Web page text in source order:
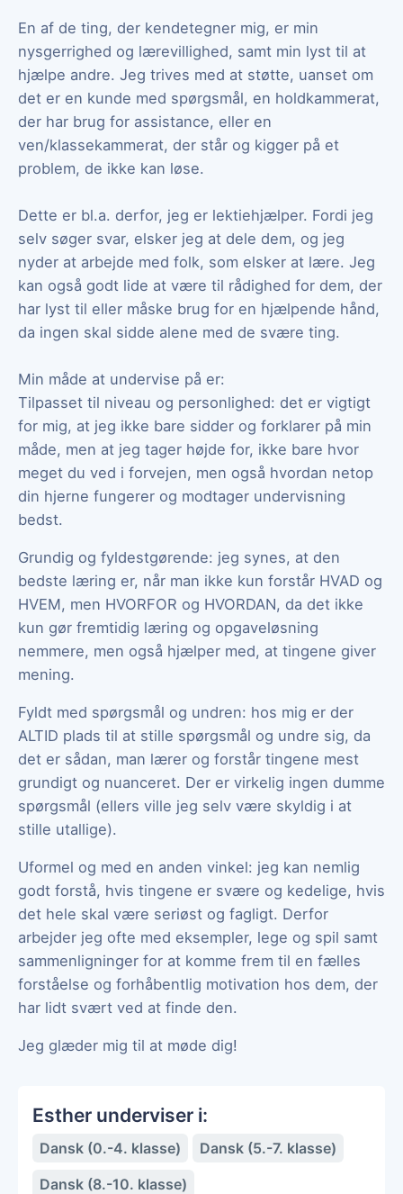
En af de ting, der kendetegner mig, er min
nysgerrighed og lærevillighed, samt min lyst til at
hjælpe andre. Jeg trives med at støtte, uanset om
det er en kunde med spørgsmål, en holdkammerat,
der har brug for assistance, eller en
ven/klassekammerat, der står og kigger på et
problem, de ikke kan løse.
Dette er bl.a. derfor, jeg er lektiehjælper. Fordi jeg
selv søger svar, elsker jeg at dele dem, og jeg
nyder at arbejde med folk, som elsker at lære. Jeg
kan også godt lide at være til rådighed for dem, der
har lyst til eller måske brug for en hjælpende hånd,
da ingen skal sidde alene med de svære ting.
Min måde at undervise på er:
Tilpasset til niveau og personlighed: det er vigtigt
for mig, at jeg ikke bare sidder og forklarer på min
måde, men at jeg tager højde for, ikke bare hvor
meget du ved i forvejen, men også hvordan netop
din hjerne fungerer og modtager undervisning
bedst.
Grundig og fyldestgørende: jeg synes, at den
bedste læring er, når man ikke kun forstår HVAD og
HVEM, men HVORFOR og HVORDAN, da det ikke
kun gør fremtidig læring og opgaveløsning
nemmere, men også hjælper med, at tingene giver
mening.
Fyldt med spørgsmål og undren: hos mig er der
ALTID plads til at stille spørgsmål og undre sig, da
det er sådan, man lærer og forstår tingene mest
grundigt og nuanceret. Der er virkelig ingen dumme
spørgsmål (ellers ville jeg selv være skyldig i at
stille utallige).
Uformel og med en anden vinkel: jeg kan nemlig
godt forstå, hvis tingene er svære og kedelige, hvis
det hele skal være seriøst og fagligt. Derfor
arbejder jeg ofte med eksempler, lege og spil samt
sammenligninger for at komme frem til en fælles
forståelse og forhåbentlig motivation hos dem, der
har lidt svært ved at finde den.
Jeg glæder mig til at møde dig!
Esther underviser i:
Dansk (0.-4. klasse)
Dansk (5.-7. klasse)
Dansk (8.-10. klasse)